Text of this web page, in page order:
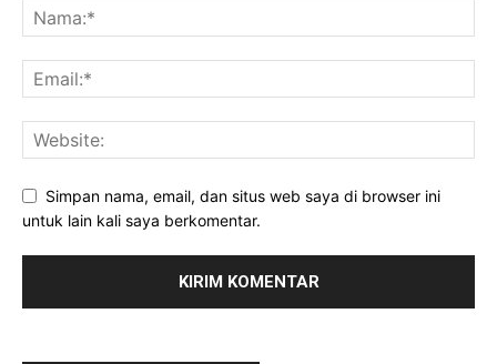
Simpan nama, email, dan situs web saya di browser ini
untuk lain kali saya berkomentar.